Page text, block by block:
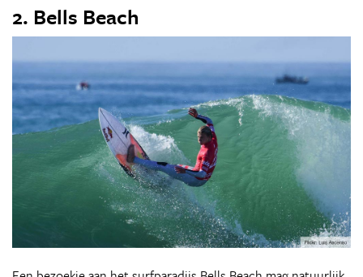
2. Bells Beach